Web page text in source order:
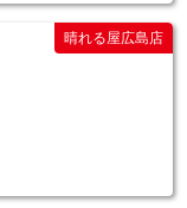
晴れる屋広島店